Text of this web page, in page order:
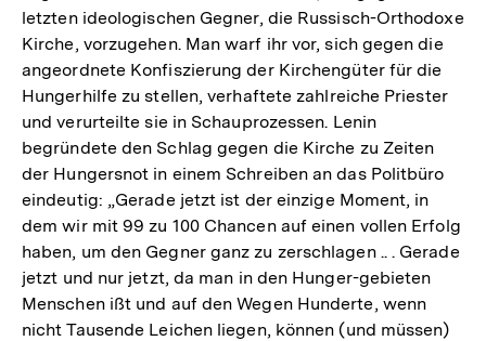
letzten ideologischen Gegner, die Russisch-Orthodoxe
Kirche, vorzugehen. Man warf ihr vor, sich gegen die
angeordnete Konfiszierung der Kirchengüter für die
Hungerhilfe zu stellen, verhaftete zahlreiche Priester
und verurteilte sie in Schauprozessen. Lenin
begründete den Schlag gegen die Kirche zu Zeiten
der Hungersnot in einem Schreiben an das Politbüro
eindeutig: „Gerade jetzt ist der einzige Moment, in
dem wir mit 99 zu 100 Chancen auf einen vollen Erfolg
haben, um den Gegner ganz zu zerschlagen .. . Gerade
jetzt und nur jetzt, da man in den Hunger-gebieten
Menschen ißt und auf den Wegen Hunderte, wenn
nicht Tausende Leichen liegen, können (und müssen)